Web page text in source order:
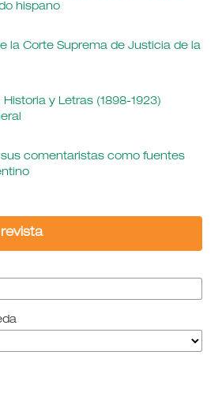
hispano
la Corte Suprema de Justicia de la
y Letras (1898-1923)
sus comentaristas como fuentes